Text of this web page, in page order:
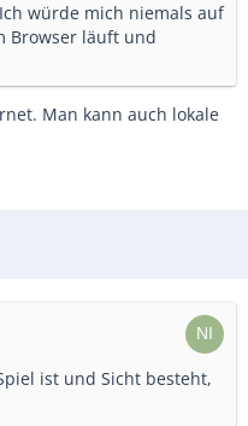
würde mich niemals auf
Browser läuft und
Man kann auch lokale
ist und Sicht besteht,